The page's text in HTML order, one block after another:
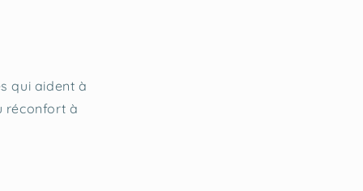
qui aident à
réconfort à